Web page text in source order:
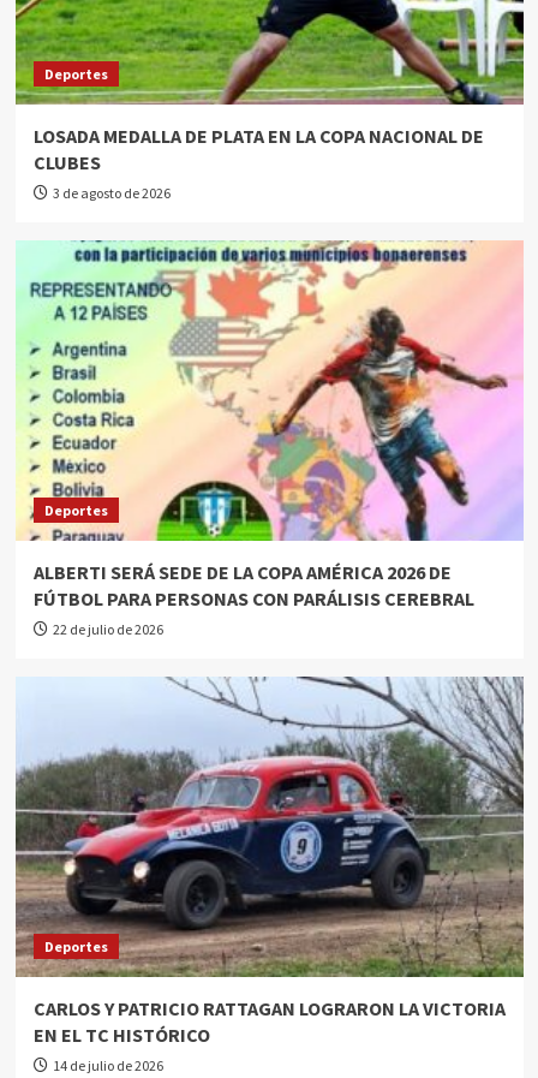
Deportes
LOSADA MEDALLA DE PLATA EN LA COPA NACIONAL DE
CLUBES
3 de agosto de 2026
Deportes
ALBERTI SERÁ SEDE DE LA COPA AMÉRICA 2026 DE
FÚTBOL PARA PERSONAS CON PARÁLISIS CEREBRAL
22 de julio de 2026
Deportes
CARLOS Y PATRICIO RATTAGAN LOGRARON LA VICTORIA
EN EL TC HISTÓRICO
14 de julio de 2026